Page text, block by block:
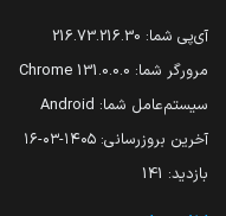
آی‌پی شما: 216.73.216.30
مرورگر شما: 131.0.0.0 Chrome
سیستم‌عامل شما: Android
آخرین بروزرسانی: ۱۴۰۵-۰۳-۱۶
بازدید: 141